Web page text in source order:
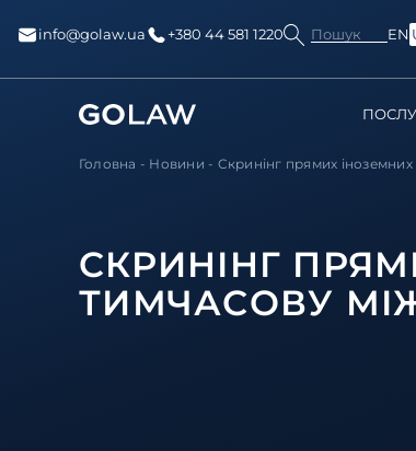
info@golaw.ua +380 44 581 1220 Пошук EN
Головна - Новини - Cкринінг прямих
CКРИНІНГ
ТИМЧАСОВУ